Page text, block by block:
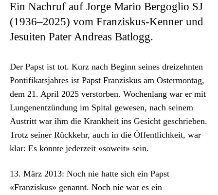
ePaper
aktuelle Ausgabe
Suchen
Ein Nachruf auf Jorge Mario Bergoglio SJ
(1936–2025) vom Franziskus-Kenner und
Jesuiten Pater Andreas Batlogg.
Der Papst ist tot. Kurz nach Beginn seines dreizehn­ten
Pon­tif­ikat­s­jahres ist Papst Franziskus am Oster­mon­tag,
dem 21. April 2025 ver­stor­ben. Wochen­lang war er mit
Lun­genentzün­dung im Spi­tal gewe­sen, nach seinem
Aus­tritt war ihm die Krankheit ins Gesicht geschrieben.
Trotz sein­er Rück­kehr, auch in die Öffentlichkeit, war
klar: Es kon­nte jed­erzeit «soweit» sein.
13. März 2013: Noch nie hat­te sich ein Papst
«Franziskus» genan­nt. Noch nie war es ein